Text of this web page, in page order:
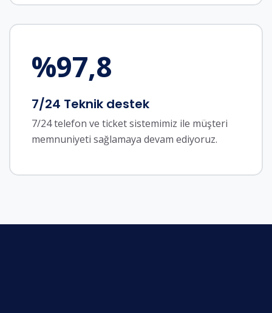
%97,8
7/24 Teknik destek
7/24 telefon ve ticket sistemimiz ile müşteri
memnuniyeti sağlamaya devam ediyoruz.